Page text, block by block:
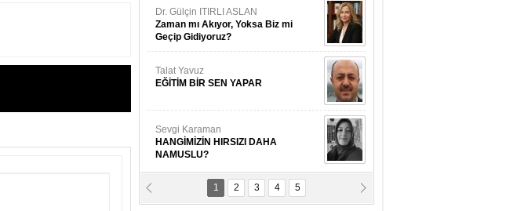
Dr. Gülçin ITIRLI ASLAN
Zaman mı Akıyor, Yoksa Biz mi
Geçip Gidiyoruz?
Talat Yavuz
EĞİTİM BİR SEN YAPAR
Sevgi Karaman
HANGİMİZİN HIRSIZI DAHA
NAMUSLU?
Prof. Dr. Cahit Kurbanoğlu
1 2 3 4 5